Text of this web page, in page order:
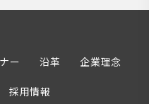
ー 沿革 企業理念
採用情報